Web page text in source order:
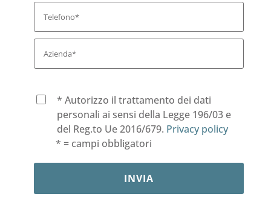
* Autorizzo il trattamento dei dati
personali ai sensi della Legge 196/03 e
del Reg.to Ue 2016/679. Privacy policy
* = campi obbligatori